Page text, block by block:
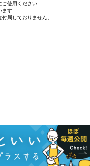
ご使用ください
ます
属しておりません。